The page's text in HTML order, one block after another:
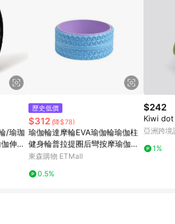
紅包僅限指定商品使用，或不適用於無回饋商品
/瑜珈
伸展/
歷史低價
$312 (降$78)
瑜伽輪達摩輪EVA瑜伽輪瑜伽柱
健身輪普拉提圈后彎按摩瑜伽開
背輪
東森購物 ETMall
0.5%
$242
Kiwi dot
亞洲跨境
1%